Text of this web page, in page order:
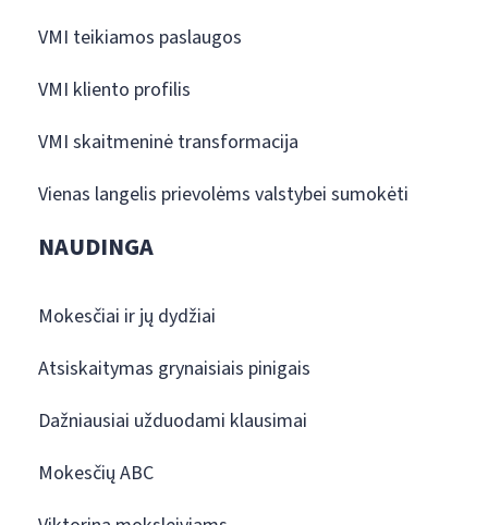
VMI teikiamos paslaugos
VMI kliento profilis
VMI skaitmeninė transformacija
Vienas langelis prievolėms valstybei sumokėti
NAUDINGA
Mokesčiai ir jų dydžiai
Atsiskaitymas grynaisiais pinigais
Dažniausiai užduodami klausimai
Mokesčių ABC